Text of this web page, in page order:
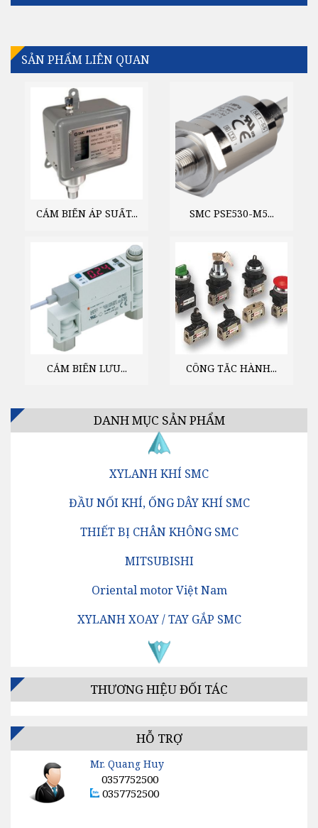
SẢN PHẨM LIÊN QUAN
CẢM BIẾN ÁP SUẤT... SMC PSE530-M5...
CẢM BIẾN LƯU... CÔNG TẮC HÀNH...
DANH MỤC SẢN PHẨM
XYLANH KHÍ SMC
ĐẦU NỐI KHÍ, ỐNG DÂY KHÍ SMC
THIẾT BỊ CHÂN KHÔNG SMC
MITSUBISHI
Oriental motor Việt Nam
XYLANH XOAY / TAY GẮP SMC
Cảm Biến SICK
Cảm Biến PANASONIC
VAN ĐỊNH HƯỚNG SMC
Thuỷ Lực DAIKIN
BỘ LỌC KHÍ SMC
THƯƠNG HIỆU ĐỐI TÁC
HỖ TRỢ
Mr. Quang Huy
0357752500
0357752500